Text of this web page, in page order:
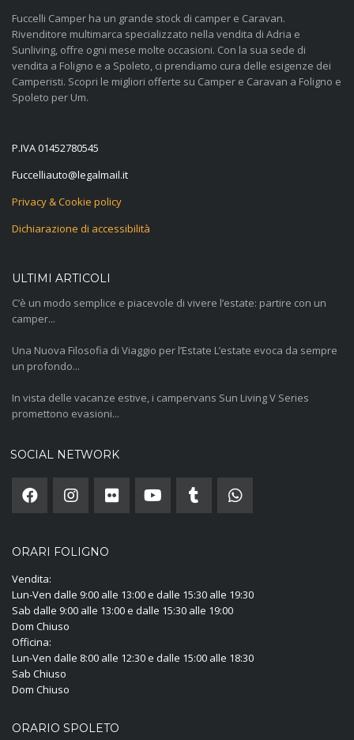
Fuccelli Camper ha un grande stock di camper e Caravan.
Rivenditore multimarca specializzato nella vendita di Adria e
Sunliving, offre ogni mese molte occasioni. Con la sua sede di
vendita a Foligno e a Spoleto, ci prendiamo cura delle esigenze dei
Camperisti. Scopri le migliori offerte su Camper e Caravan a Foligno e
Spoleto per Um.
P.IVA 01452780545
ti.liamlagel
@otuailleccuF
Privacy & Cookie policy
Dichiarazione di accessibilità
ULTIMI ARTICOLI
C’è un modo semplice e piacevole di vivere l’estate: partire con un
camper...
Una Nuova Filosofia di Viaggio per l’Estate L’estate evoca da sempre
un profondo...
In vista delle vacanze estive, i campervans Sun Living V Series
promettono evasioni...
SOCIAL NETWORK
ORARI FOLIGNO
Vendita:
Lun-Ven dalle 9:00 alle 13:00 e dalle 15:30 alle 19:30
Sab dalle 9:00 alle 13:00 e dalle 15:30 alle 19:00
Dom Chiuso
Officina:
Lun-Ven dalle 8:00 alle 12:30 e dalle 15:00 alle 18:30
Sab Chiuso
Dom Chiuso
ORARIO SPOLETO